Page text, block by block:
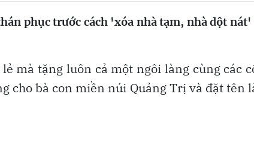
phục trước cách 'xóa nhà tạm, nhà dột nát'
mà tặng luôn cả một ngôi làng cùng các
cho bà con miền núi Quảng Trị và đặt tên